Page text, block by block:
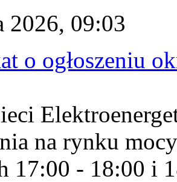
2026, 09:03
o ogłoszeniu
na rynku
17:00 - 18:00 i